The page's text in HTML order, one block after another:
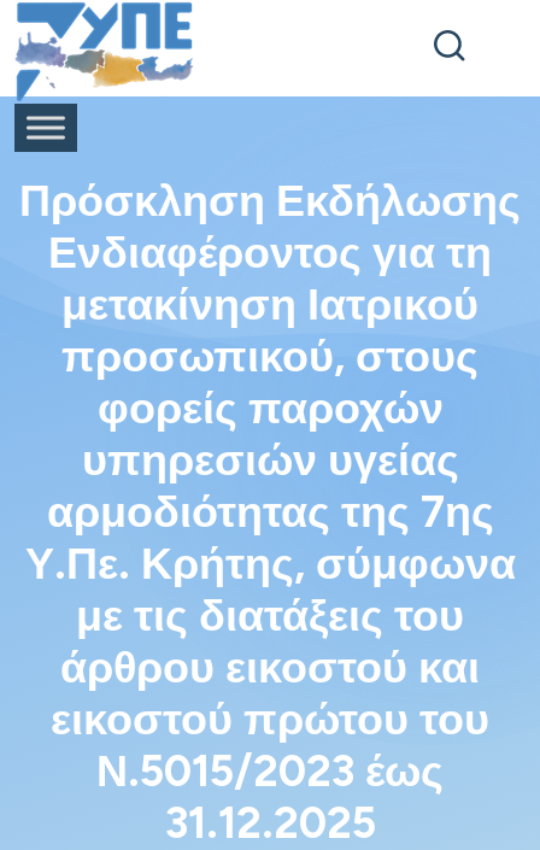
End Header Section -->
Πρόσκληση Εκδήλωσης
Ενδιαφέροντος για τη
μετακίνηση Ιατρικού
προσωπικού, στους
φορείς παροχών
υπηρεσιών υγείας
αρμοδιότητας της 7ης
Υ.Πε. Κρήτης, σύμφωνα
με τις διατάξεις του
άρθρου εικοστού και
εικοστού πρώτου του
Ν.5015/2023 έως
31.12.2025